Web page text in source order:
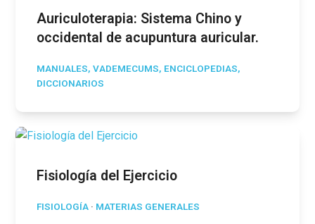
Auriculoterapia: Sistema Chino y
occidental de acupuntura auricular.
MANUALES, VADEMECUMS, ENCICLOPEDIAS,
DICCIONARIOS
Fisiología del Ejercicio
FISIOLOGÍA · MATERIAS GENERALES